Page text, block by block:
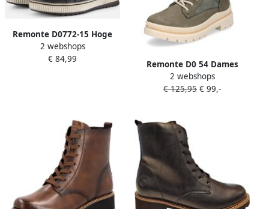
Remonte D0772-15 Hoge
Veterschoenen Blauw Leer
Dames Blauw
2 webshops
€ 84,99
Remonte D0 54 Dames
Veterboots Groen
2 webshops
€ 125,95 € 99,-